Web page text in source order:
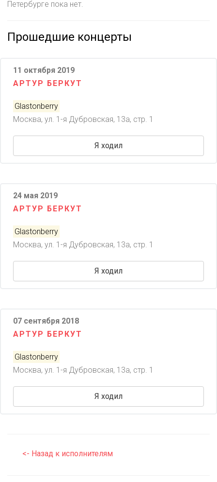
Петербурге пока нет.
Прошедшие концерты
11 октября 2019
АРТУР БЕРКУТ
Glastonberry
Москва, ул. 1-я Дубровская, 13a, стр. 1
Я ходил
24 мая 2019
АРТУР БЕРКУТ
Glastonberry
Москва, ул. 1-я Дубровская, 13a, стр. 1
Я ходил
07 сентября 2018
АРТУР БЕРКУТ
Glastonberry
Москва, ул. 1-я Дубровская, 13a, стр. 1
Я ходил
<- Назад к исполнителям